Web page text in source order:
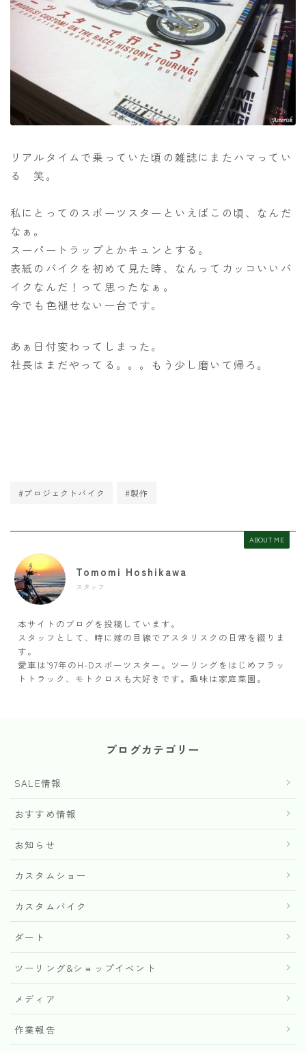
リアルタイムで乗っていた頃の雑誌にまたハマってい
る 笑。
私にとってのスポーツスターといえばこの頃、なんだ
なぁ。
スーパートラップとかキュンとする。
表紙のバイクを初めて見た時、なんってカッコいいバ
イクなんだ！って思ったなぁ。
今でも色褪せない一台です。
あぁ日付変わってしまった。
社長はまだやってる。。。もう少し磨いて帰ろ。
#プロジェクトバイク #製作
ABOUT ME
Tomomi Hoshikawa
スタッフ
本サイトのブログを投稿しています。
スタッフとして、時に嫁の目線でアスタリスクの日常を綴りま
す。
愛車は’97年のH-Dスポーツスター。ツーリングをはじめフラッ
トトラック、モトクロスも大好きです。趣味は家庭菜園。
ブログカテゴリー
SALE情報
おすすめ情報
お知らせ
カスタムショー
カスタムバイク
ダート
ツーリング&ショップイベント
メディア
作業報告